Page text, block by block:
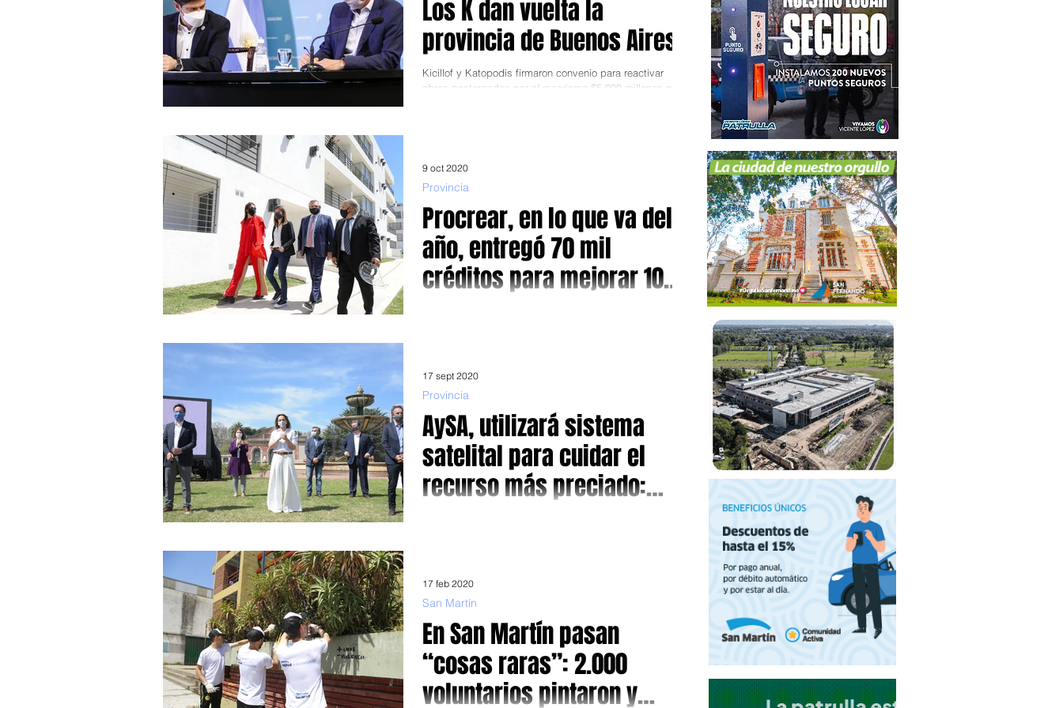
Los K dan vuelta la
provincia de Buenos Aires
Kicillof y Katopodis firmaron convenio para reactivar
obras postergadas por el macrismo.$5.000 millones para
Procrear, en lo que va del
año, entregó 70 mil
créditos para mejorar 100
Provincia
9 oct 2020
AySA, utilizará sistema
satelital para cuidar el
recurso más preciado:
Provincia
17 sept 2020
En San Martín pasan
“cosas raras”: 2.000
voluntarios pintaron y
San Martín
17 feb 2020